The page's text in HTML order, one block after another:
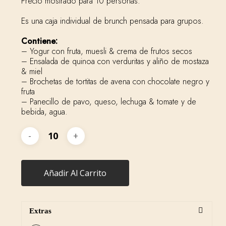
Es una caja individual de brunch pensada para grupos.
Contiene:
– Yogur con fruta, muesli & crema de frutos secos
– Ensalada de quinoa con verduritas y aliño de mostaza
& miel
– Brochetas de tortitas de avena con chocolate negro y
fruta
– Panecillo de pavo, queso, lechuga & tomate y de
bebida, agua.
Añadir Al Carrito
Extras